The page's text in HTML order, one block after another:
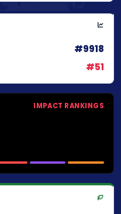
#9918
#51
IMPACT RANKINGS